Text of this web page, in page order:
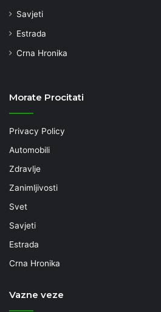
Savjeti
Estrada
Crna Hronika
Morate Procitati
Privacy Policy
Automobili
Zdravlje
Zanimljivosti
Svet
Savjeti
Estrada
Crna Hronika
Vazne veze